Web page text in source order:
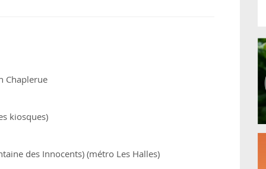
Chaplerue
kiosques)
des Innocents) (métro Les Halles)